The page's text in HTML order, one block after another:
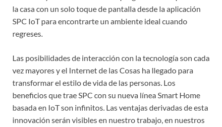
la casa con un solo toque de pantalla desde la aplicación
SPC IoT para encontrarte un ambiente ideal cuando
regreses.
Las posibilidades de interacción con la tecnología son cada
vez mayores y el Internet de las Cosas ha llegado para
transformar el estilo de vida de las personas. Los
beneficios que trae SPC con su nueva línea Smart Home
basada en IoT son infinitos. Las ventajas derivadas de esta
innovación serán visibles en nuestro trabajo, en nuestros